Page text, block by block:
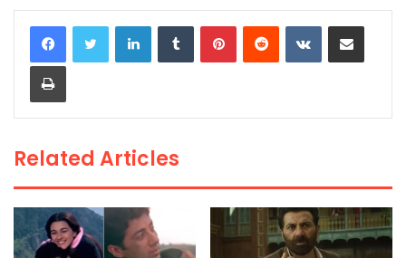
c
e
b
o
k
itt
er
a
ts
p
ai
l
p
y
n
ar
e
LinkedInTumblrPinterestReddit VKontakteShare via Email
Print
Related Articles